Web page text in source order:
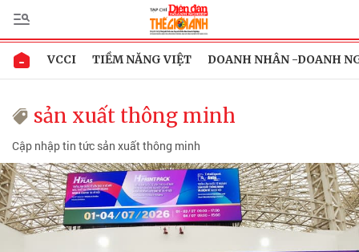
VCCI TIỀM NĂNG VIỆT DOANH NHÂN -DOANH
sản xuất thông minh
Cập nhập tin tức sản xuất thông minh